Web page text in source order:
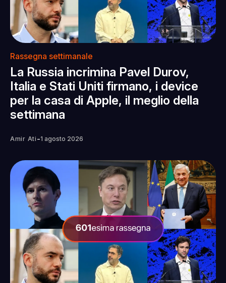
Rassegna settimanale
La Russia incrimina Pavel Durov,
Italia e Stati Uniti firmano, i device
per la casa di Apple, il meglio della
settimana
Amir Ati -1 agosto 2026